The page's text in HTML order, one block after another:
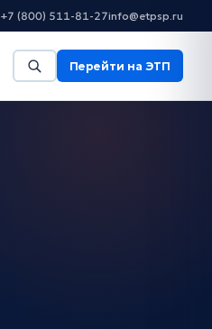
+7 (800) 511-81-27info@etpsp.ru
Перейти на ЭТП